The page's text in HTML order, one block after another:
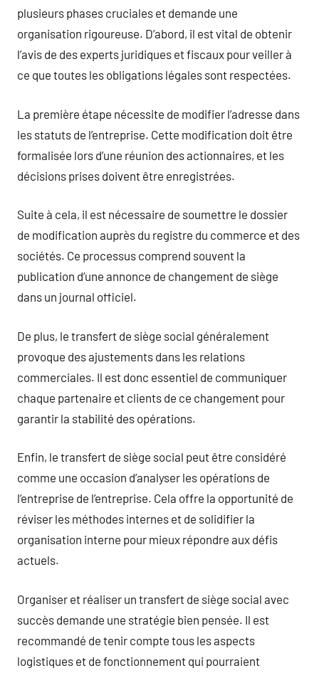
plusieurs phases cruciales et demande une
organisation rigoureuse. D’abord, il est vital de obtenir
l’avis de des experts juridiques et fiscaux pour veiller à
ce que toutes les obligations légales sont respectées.
La première étape nécessite de modifier l’adresse dans
les statuts de l’entreprise. Cette modification doit être
formalisée lors d’une réunion des actionnaires, et les
décisions prises doivent être enregistrées.
Suite à cela, il est nécessaire de soumettre le dossier
de modification auprès du registre du commerce et des
sociétés. Ce processus comprend souvent la
publication d’une annonce de changement de siège
dans un journal officiel.
De plus, le transfert de siège social généralement
provoque des ajustements dans les relations
commerciales. Il est donc essentiel de communiquer
chaque partenaire et clients de ce changement pour
garantir la stabilité des opérations.
Enfin, le transfert de siège social peut être considéré
comme une occasion d’analyser les opérations de
l’entreprise de l’entreprise. Cela offre la opportunité de
réviser les méthodes internes et de solidifier la
organisation interne pour mieux répondre aux défis
actuels.
Organiser et réaliser un transfert de siège social avec
succès demande une stratégie bien pensée. Il est
recommandé de tenir compte tous les aspects
logistiques et de fonctionnement qui pourraient